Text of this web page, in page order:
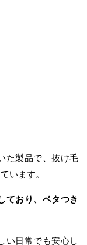
た製品で、抜け毛
います。
ており、ベタつき
い日常でも安心し